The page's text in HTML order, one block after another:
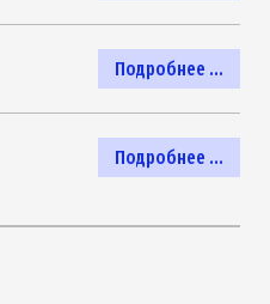
Подробнее ...
Подробнее ...